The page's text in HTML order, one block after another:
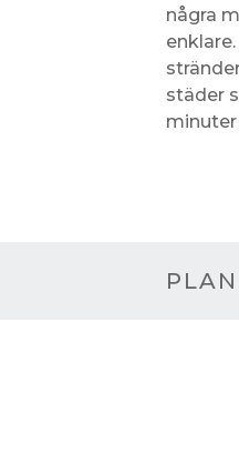
några
städer